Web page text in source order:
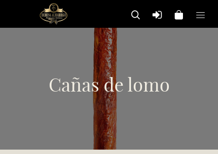
Cañas de lomo